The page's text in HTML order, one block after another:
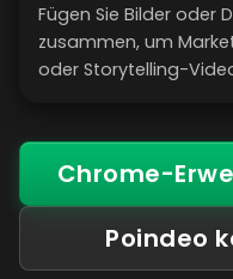
Fügen Sie Bilder oder
zusammen, um
oder Storytelling-
Chrome-
Poindeo